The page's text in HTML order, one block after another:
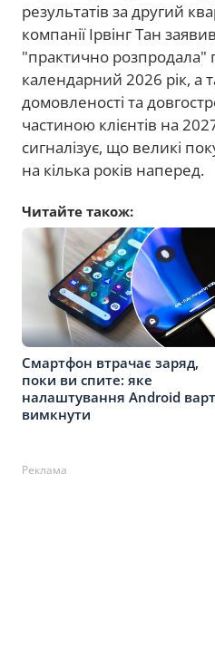
результатів за другий
компанії Ірвінг Тан
"практично розпродала"
календарний 2026 рік, а
домовленості та
частиною клієнтів на
сигналізує, що великі
на кілька років наперед.
Читайте також:
Смартфон втрачає заряд,
поки ви спите: яке
налаштування Android
вимкнути
Реклама